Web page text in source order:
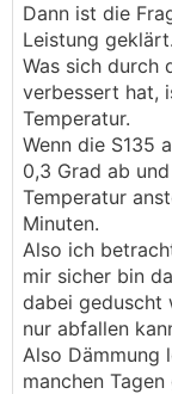
Dann ist die
Leistung geklärt.
Was sich durch
verbessert hat,
Temperatur.
Wenn die S135
0,3 Grad ab
Temperatur
Minuten.
Also ich
mir sicher bin
dabei geduscht
nur abfallen
Also Dämmung
manchen